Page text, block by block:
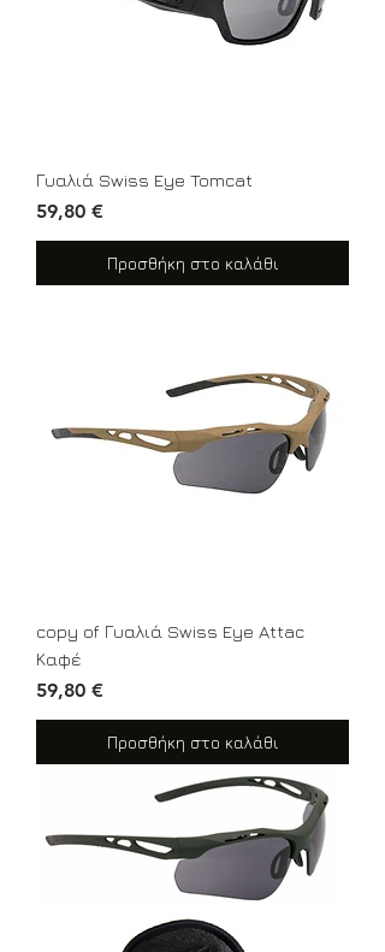
Γυαλιά Swiss Eye Tomcat
Τιμή
59,80 €
Προσθήκη στο καλάθι
copy of Γυαλιά Swiss Eye Attac
Καφέ
Τιμή
59,80 €
Προσθήκη στο καλάθι